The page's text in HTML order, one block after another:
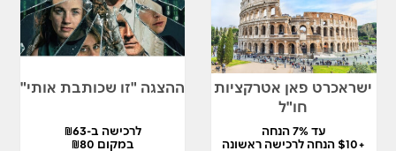
ישראכרט פאן אטרקציות
חו"ל
עד 7% הנחה
+$10 הנחה לרכישה ראשונה
ההצגה "זו שכותבת אותי"
לרכישה ב-₪63
במקום ₪80